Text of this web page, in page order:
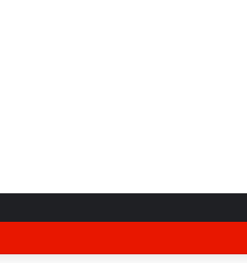
कल लेंगे विभागीय योजनाओं और विकास कार्यों की समीक्षा